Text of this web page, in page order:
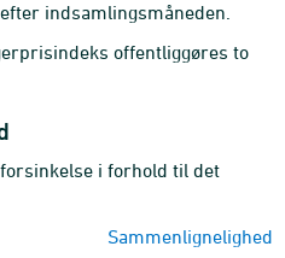
indsamlingsmåneden.
offentliggøres to
i forhold til det
Sammenlignelighed